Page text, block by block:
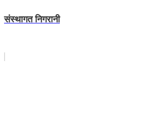
संस्थागत निगरानी